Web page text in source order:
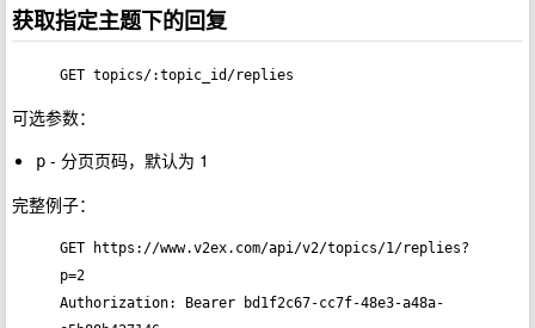
获取指定主题下的回复
GET topics/:topic_id/replies
可选参数：
p - 分页页码，默认为 1
完整例子：
GET https://www.v2ex.com/api/v2/topics/1/replies?
p=2
Authorization: Bearer bd1f2c67-cc7f-48e3-a48a-